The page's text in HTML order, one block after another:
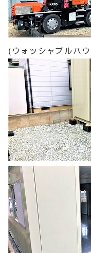
(ウォッシャブルハ